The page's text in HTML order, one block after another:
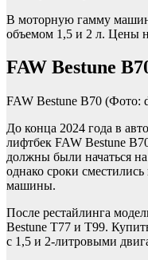
В моторную гамму
объемом 1,5 и 2 л. Цены
FAW Bestune
FAW Bestune B70 (Фото:
До конца 2024 года в
лифтбек FAW Bestune
должны были начаться
однако сроки
машины.
После рестайлинга
Bestune T77 и T99.
с 1,5 и 2-литровыми